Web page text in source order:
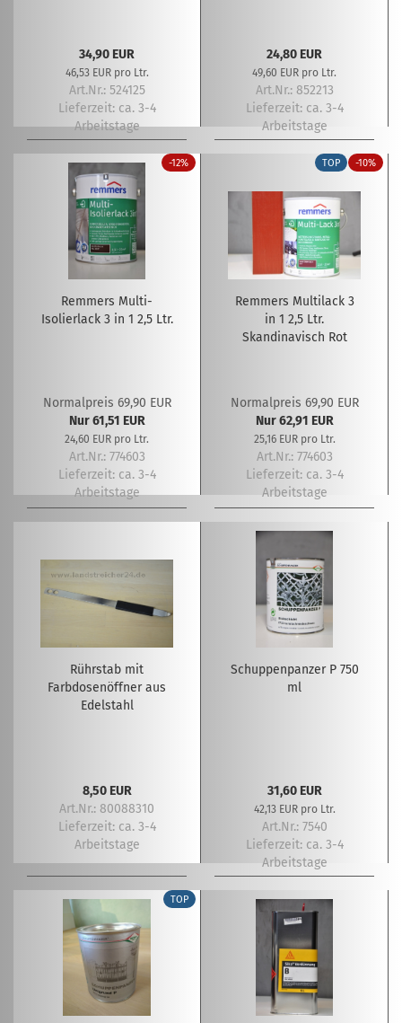
34,90 EUR
46,53 EUR pro Ltr.
Art.Nr.: 524125
Lieferzeit: ca. 3-4
Arbeitstage
24,80 EUR
49,60 EUR pro Ltr.
Art.Nr.: 852213
Lieferzeit: ca. 3-4
Arbeitstage
-12%
Remmers Multi-
Isolierlack 3 in 1 2,5 Ltr.
Normalpreis 69,90 EUR
Nur 61,51 EUR
24,60 EUR pro Ltr.
Art.Nr.: 774603
Lieferzeit: ca. 3-4
Arbeitstage
TOP -10%
Remmers Multilack 3
in 1 2,5 Ltr.
Skandinavisch Rot
Normalpreis 69,90 EUR
Nur 62,91 EUR
25,16 EUR pro Ltr.
Art.Nr.: 774603
Lieferzeit: ca. 3-4
Arbeitstage
Rührstab mit
Farbdosenöffner aus
Edelstahl
8,50 EUR
Art.Nr.: 80088310
Lieferzeit: ca. 3-4
Arbeitstage
Schuppenpanzer P 750
ml
31,60 EUR
42,13 EUR pro Ltr.
Art.Nr.: 7540
Lieferzeit: ca. 3-4
Arbeitstage
TOP